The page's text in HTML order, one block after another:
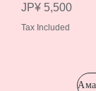
Price
JP¥ 5,500
Tax Included